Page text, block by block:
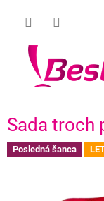
Sada troch
Posledná šanca